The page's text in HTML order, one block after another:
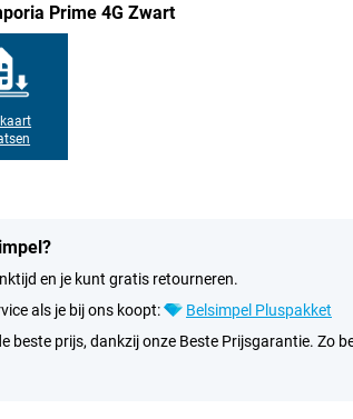
Prime 4G Zwart
en je kunt gratis retourneren.
als je bij ons koopt:
Belsimpel Pluspakket
beste prijs, dankzij onze Beste Prijsgarantie. Zo